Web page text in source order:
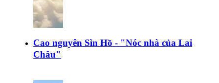
Cao nguyên Sìn Hồ - "Nóc nhà của Lai
Châu"